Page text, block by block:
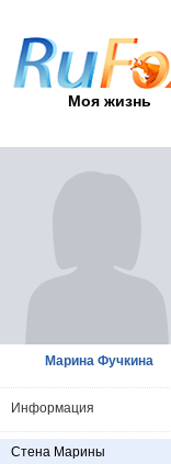
Моя жизнь
Марина Фучкина
Информация
Стена Марины